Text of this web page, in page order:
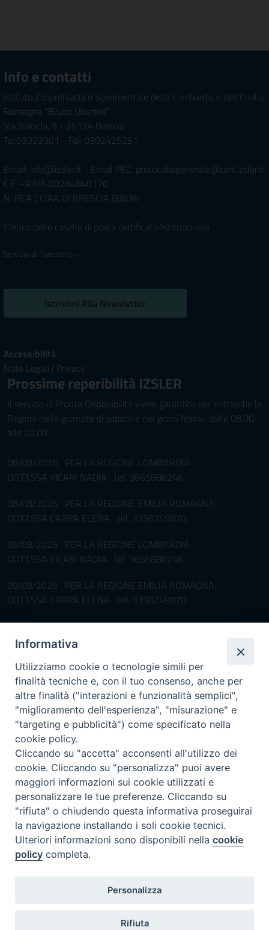
Info e contatti
Istituto Zooprofilattico Sperimentale della Lombardia e dell'Emilia
Romagna "Bruno Ubertini"
Via Bianchi, 9 - 25124 Brescia
Tel.03022901 - Fax 0302425251
Email: info@izsler.it - Email PEC: protocollogenerale@cert.izsler.it
C.F. - P.IVA 00284840170
N. REA CCIAA DI BRESCIA 88834
Elenco delle caselle di posta certificata/istituzionale
Servizio di Foresteria »
Iscrivimi Alla Newsletter
Accessibilità
Note Legali | Privacy
Prossime reperibilità IZSLER
Il servizio di Pronta Disponibilità viene garantito per entrambe le
Regioni nelle giornate di sabato e nei giorni festivi: dalle 08.00
alle 20.00
08/08/2026 PER LA REGIONE LOMBARDIA:
DOTT.SSA VICARI NADIA tel. 3665888246
08/08/2026 PER LA REGIONE EMILIA ROMAGNA:
DOTT.SSA CARRA ELENA tel. 3358249870
09/08/2026 PER LA REGIONE LOMBARDIA:
DOTT.SSA VICARI NADIA tel. 3665888246
09/08/2026 PER LA REGIONE EMILIA ROMAGNA:
DOTT.SSA CARRA ELENA tel. 3358249870
Il servizio di Pronta Disponibilità viene garantito per entrambe le
Regioni nelle giornate di sabato e nei giorni festivi: dalle 08.00
alle 20.00
Accompagnare il campione con la scheda di segnalazione caso
(Link alla Circolare)e la relativa modulistica
Per l'Emilia-Romagna :
Per la Lombardia :Link al Mod.Accompagnamento
08/08/2026 PER LA REGIONE LOMBARDIA:
DR. PAVONI ENRICO tel. 3391639372
08/08/2026 PER LA REGIONE EMILIA ROMAGNA:
DOTT.SSA TADDEI ROBERTA tel. 3312331005
DR. PAVONI ENRICO tel. 3391639372
09/08/2026 PER LA REGIONE EMILIA ROMAGNA:
Informativa
Utilizziamo cookie o tecnologie simili per
finalità tecniche e, con il tuo consenso, anche per
altre finalità ("interazioni e funzionalità semplici",
"miglioramento dell'esperienza", "misurazione" e
"targeting e pubblicità") come specificato nella
cookie policy.
Cliccando su "accetta" acconsenti all'utilizzo dei
cookie. Cliccando su "personalizza" puoi avere
maggiori informazioni sui cookie utilizzati e
personalizzare le tue preferenze. Cliccando su
"rifiuta" o chiudendo questa informativa proseguirai
la navigazione installando i soli cookie tecnici.
Ulteriori informazioni sono disponibili nellacookie
policy completa.
Personalizza
Rifiuta